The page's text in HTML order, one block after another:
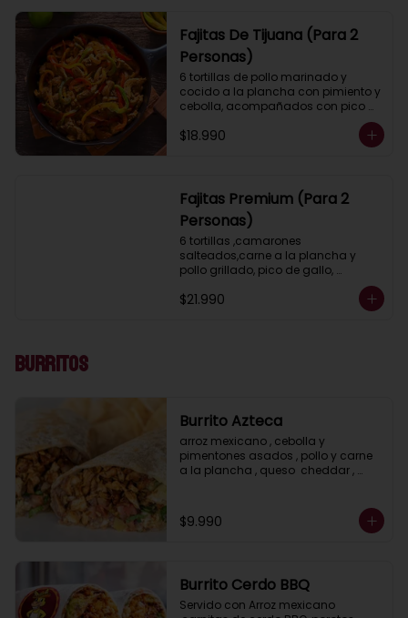
Fajitas De Tijuana (Para 2
Personas)
6 tortillas de pollo marinado y
cocido a la plancha con pimiento y
cebolla, acompañados con pico
salsa ranch (crema ácida), porotos
negros, arroz mexicano y 2 salsas a
$18.990
Fajitas Premium (Para 2
Personas)
6 tortillas ,camarones
salteados,carne a la plancha y
pollo grillado, pico de gallo,
guacamole, lechuga, salsa ranch
(crema ácida), porotos negros,
$21.990
Burritos
Burrito Azteca
arroz mexicano , cebolla y
pimentones asados , pollo y carne
a la plancha , queso  cheddar ,
$9.990
Burrito Cerdo BBQ
Servido con Arroz mexicano